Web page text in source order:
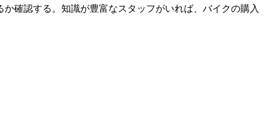
確認する。知識が豊富なスタッフがいれば、バイクの購入